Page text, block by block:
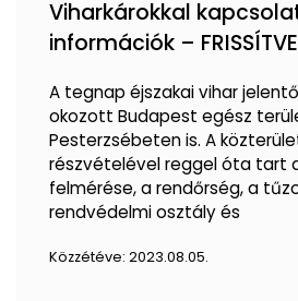
Viharkárokkal
információk –
A tegnap éjszakai vihar
okozott Budapest egész
Pesterzsébeten is. A
részvételével reggel óta tart
felmérése, a rendőrség, a
rendvédelmi osztály és
Közzétéve: 2023.08.05.